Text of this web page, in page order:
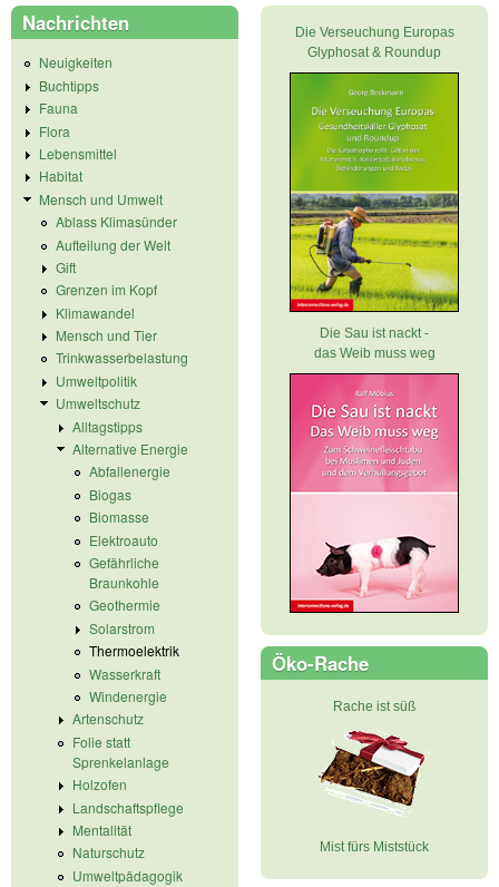
Nachrichten
Neuigkeiten
Buchtipps
Fauna
Flora
Lebensmittel
Habitat
Mensch und Umwelt
Ablass Klimasünder
Aufteilung der Welt
Gift
Grenzen im Kopf
Klimawandel
Mensch und Tier
Trinkwasserbelastung
Umweltpolitik
Umweltschutz
Alltagstipps
Alternative Energie
Abfallenergie
Biogas
Biomasse
Elektroauto
Gefährliche
Braunkohle
Geothermie
Solarstrom
Thermoelektrik
Wasserkraft
Windenergie
Artenschutz
Folie statt
Sprenkelanlage
Holzofen
Landschaftspflege
Mentalität
Naturschutz
Umweltpädagogik
Die Verseuchung Europas
Glyphosat & Roundup
Die Sau ist nackt -
das Weib muss weg
Öko-Rache
Rache ist süß
Mist fürs Miststück